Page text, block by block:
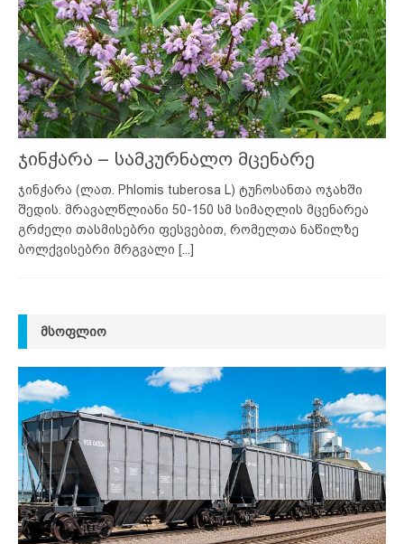
ჯინჭარა – სამკურნალო მცენარე
ჯინჭარა (ლათ. Phlomis tuberosa L) ტუჩოსანთა ოჯახში
შედის. მრავალწლიანი 50-150 სმ სიმაღლის მცენარეა
გრძელი თასმისებრი ფესვებით, რომელთა ნაწილზე
ბოლქვისებრი მრგვალი [...]
ᲛᲡᲝᲤᲚᲘᲝ